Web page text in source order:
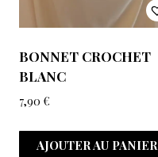
BONNET CROCHET
BLANC
7,90 €
AJOUTER AU PANIER